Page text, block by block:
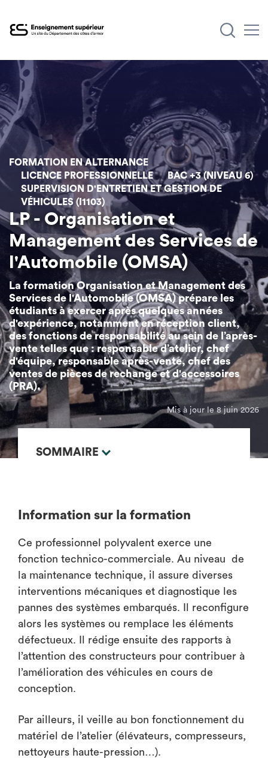
Aller
contenu
principal
FORMATION EN ALTERNANCE
LICENCE PROFESSIONNELLE
BAC +3 (NIVEAU 6)
SUPERVISION D'ENTRETIEN ET GESTION DE
VÉHICULES (I1103)
LP - Organisation et
Management des Services de
l'Automobile (OMSA)
La formation Organisation et Management des
Services de l'Automobile (OMSA) prépare les
étudiants à exercer après quelques années
d'expérience, notamment en réception client,
des fonctions de responsabilité au sein de l’après-
vente telles que : responsable d’atelier, chef
d'équipe, responsable après-vente, chef des
ventes de pièces de rechange et d'accessoires
(PRA).
Mis à jour le 8 juin 2026
SOMMAIRE
Information sur la formation
Ce professionnel polyvalent exerce une
fonction technico-commerciale. Au niveau de
la maintenance technique, il assure diverses
interventions mécaniques et diagnostique les
pannes des systèmes embarqués. Il reconfigure
alors les systèmes ou remplace les éléments
défectueux. Il rédige ensuite des rapports à
l’attention des constructeurs pour contribuer à
l’amélioration des véhicules en cours de
conception.
Par ailleurs, il veille au bon fonctionnement du
matériel de l’atelier (élévateurs, compresseurs,
nettoyeurs haute-pression…).